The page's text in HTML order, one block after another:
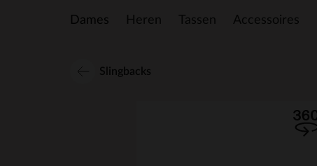
Dames Heren Tassen Accessoires
Slingbacks